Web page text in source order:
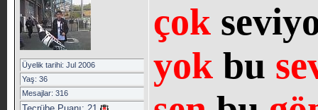
Üyelik tarihi: Jul 2006
Yaş: 36
Mesajlar: 316
çok
yok bu